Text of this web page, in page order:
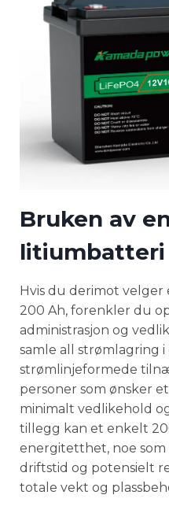
Bruken av
litiumbatteri
Hvis du derimot
200 Ah, forenkler du
administrasjon og
samle all strømlagring
strømlinjeformede
personer som ønsker
minimalt vedlikehold
tillegg kan et enkelt
energitetthet, noe
driftstid og potensielt
totale vekt og